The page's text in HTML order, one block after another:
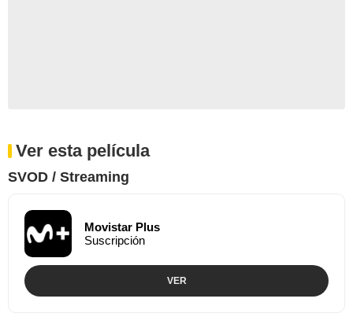
Ver esta película
SVOD / Streaming
Movistar Plus
Suscripción
VER